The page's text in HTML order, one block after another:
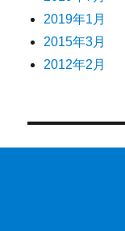
2019年1月
2015年3月
2012年2月